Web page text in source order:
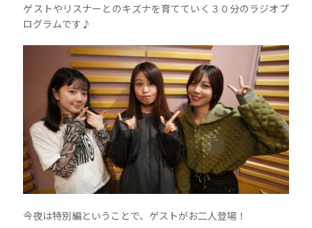
ゲストやリスナーとのキズナを育てていく３０分のラジオプ
ログラムです♪
今夜は特別編ということで、ゲストがお二人登場！